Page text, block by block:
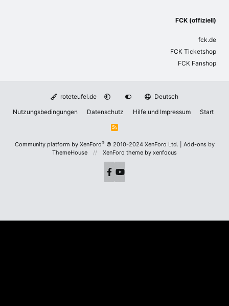
FCK (offiziell)
fck.de
FCK Ticketshop
FCK Fanshop
roteteufel.de
Deutsch
Nutzungsbedingungen
Datenschutz Hilfe und Impressum Start
R
Community platform by XenForo® © 2010-2024 XenForo Ltd.
Add-ons by
ThemeHouse
XenForo theme by xenfocus